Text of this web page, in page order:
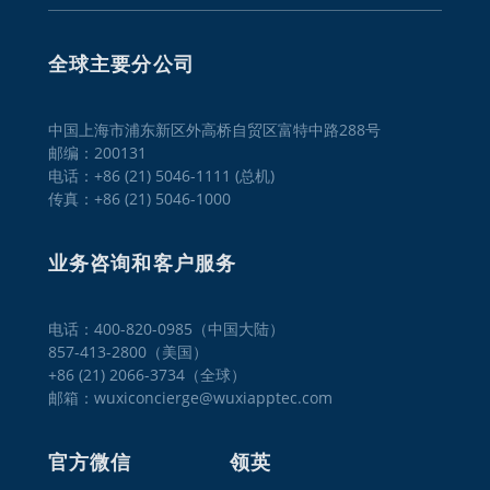
全球主要分公司
中国上海市浦东新区外高桥自贸区富特中路288号
邮编：200131
电话：+86 (21) 5046-1111 (总机)
传真：+86 (21) 5046-1000
业务咨询和客户服务
电话：400-820-0985（中国大陆）
857-413-2800（美国）
+86 (21) 2066-3734（全球）
邮箱：wuxiconcierge@wuxiapptec.com
官方微信 领英